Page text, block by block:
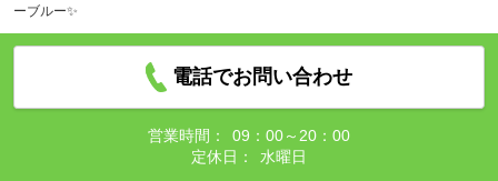
ーブルー✨
電話でお問い合わせ
営業時間：
09：00～20：00
定休日：
水曜日